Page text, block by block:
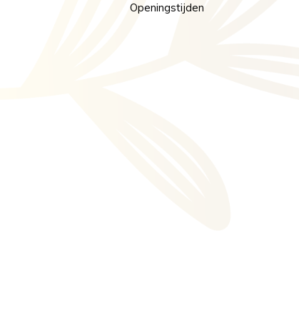
Openingstijden